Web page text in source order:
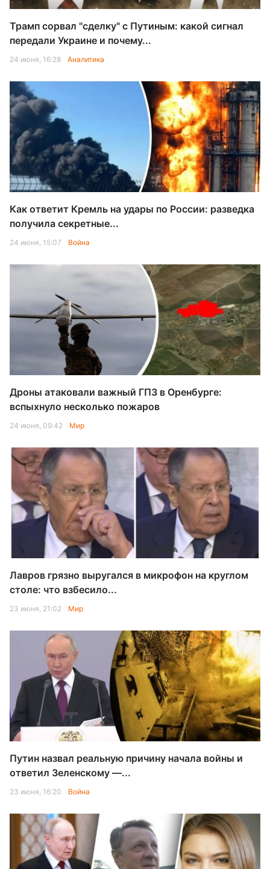
Трамп сорвал "сделку" с Путиным: какой сигнал
передали Украине и почему...
24 июня, 16:28 Аналитика
Как ответит Кремль на удары по России: разведка
получила секретные...
24 июня, 15:07 Война
Дроны атаковали важный ГПЗ в Оренбурге:
вспыхнуло несколько пожаров
24 июня, 09:42 Мир
Лавров грязно выругался в микрофон на круглом
столе: что взбесило...
23 июня, 21:02 Мир
Путин назвал реальную причину начала войны и
ответил Зеленскому —...
23 июня, 16:20 Война